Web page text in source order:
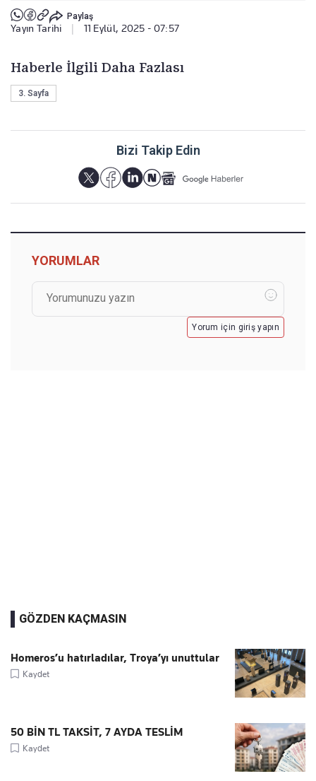
Paylaş
Yayın Tarihi 11 Eylül, 2025 - 07:57
Haberle İlgili Daha Fazlası
3. Sayfa
Bizi Takip Edin
YORUMLAR
Yorum için giriş yapın
GÖZDEN KAÇMASIN
Homeros’u hatırladılar, Troya’yı unuttular
Kaydet
50 BİN TL TAKSİT, 7 AYDA TESLİM
Kaydet